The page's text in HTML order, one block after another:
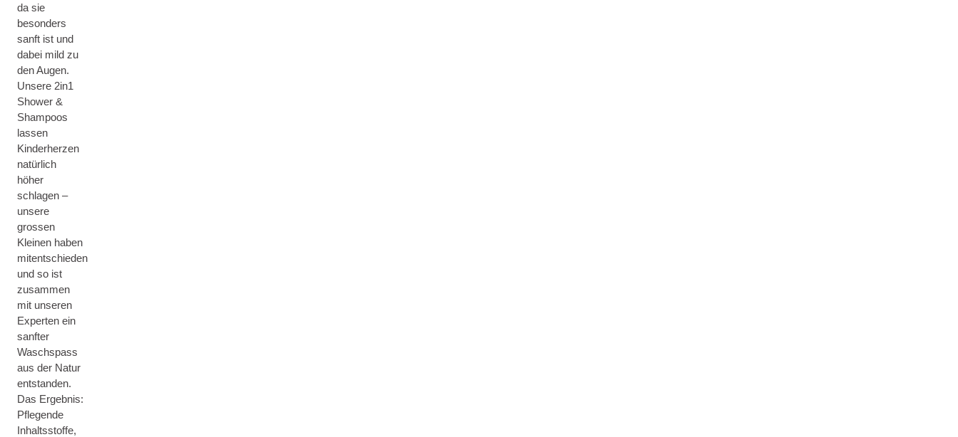
da sie
besonders
sanft ist und
dabei mild zu
den Augen.
Unsere 2in1
Shower &
Shampoos
lassen
Kinderherzen
natürlich
höher
schlagen –
unsere
grossen
Kleinen haben
mitentschieden
und so ist
zusammen
mit unseren
Experten ein
sanfter
Waschspass
aus der Natur
entstanden.
Das Ergebnis:
Pflegende
Inhaltsstoffe,